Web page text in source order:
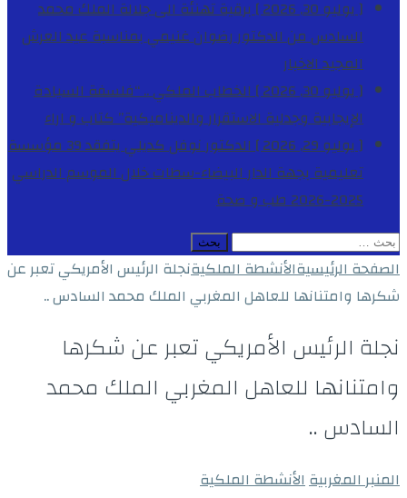
[ يوليو 30, 2026 ]
برقية تهنئة الى جلالة الملك محمد
السادس من الدكتور رضوان غنيمي بمناسبة عيد العرش
المجيدالاخبار
[ يوليو 30, 2026 ]
الخطاب الملكي .. “فلسفة السيادة
الإيجابية وجدلية الاستقرار والديناميكية”كتاب و اراء
[ يوليو 29, 2026 ]
الدكتور نوفل كديلي يتفقد 39 مؤسسة
تعليمية بجهة الدار البيضاء-سطات خلال الموسم الدراسي
2025-2026
طب و صحة
البحث
عن:
الصفحة الرئيسيةالأنشطة الملكيةنجلة الرئيس الأمريكي تعبر عن
شكرها وامتنانها للعاهل المغربي الملك محمد السادس ..
نجلة الرئيس الأمريكي تعبر عن شكرها
وامتنانها للعاهل المغربي الملك محمد
السادس ..
المنبر المغربيةالأنشطة الملكية